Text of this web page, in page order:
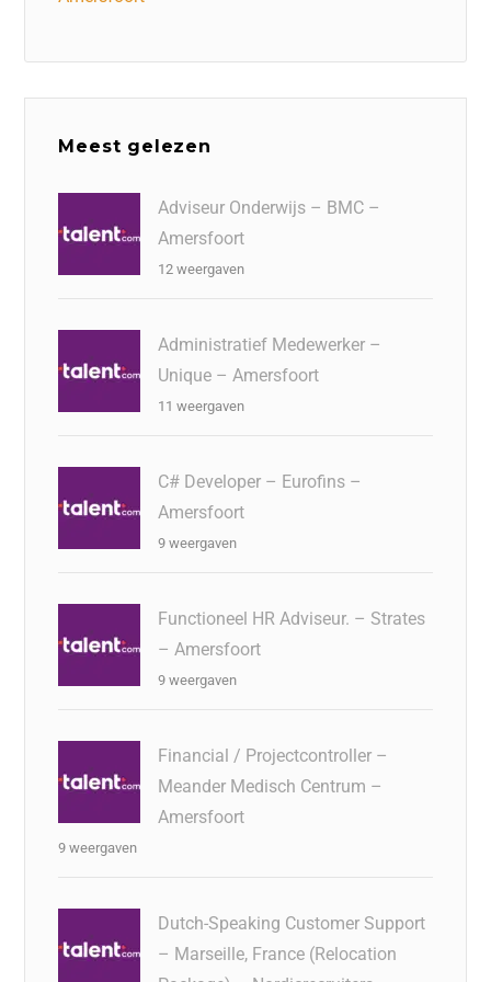
Meest gelezen
Adviseur Onderwijs – BMC –
Amersfoort
12 weergaven
Administratief Medewerker –
Unique – Amersfoort
11 weergaven
C# Developer – Eurofins –
Amersfoort
9 weergaven
Functioneel HR Adviseur. – Strates
– Amersfoort
9 weergaven
Financial / Projectcontroller –
Meander Medisch Centrum –
Amersfoort
9 weergaven
Dutch-Speaking Customer Support
– Marseille, France (Relocation